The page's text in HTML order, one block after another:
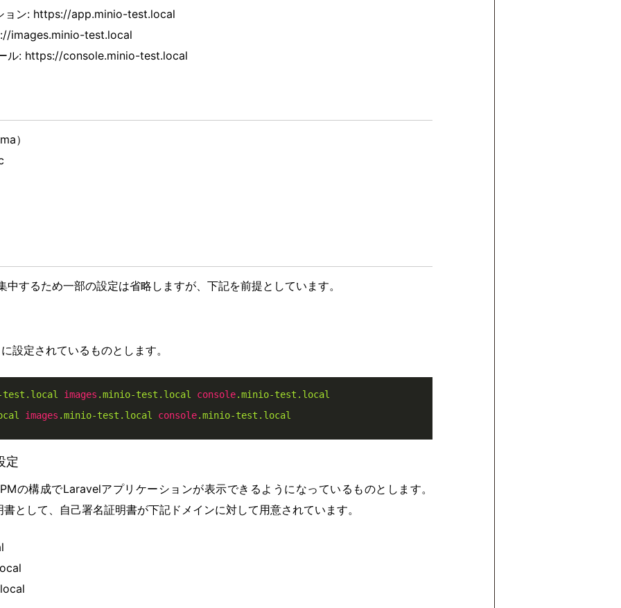
ョン: https://app.minio-test.local
images.minio-test.local
ル: https://console.minio-test.local
）
中するため一部の設定は省略しますが、下記を前提としています。
設定されているものとします。
test .local images .minio-test .local console.minio-test .local
images .minio-test .local console.minio-test .local
定
の構成でLaravelアプリケーションが表示できるようになっているものとします。
として、自己署名証明書が下記ドメインに対して用意されています。